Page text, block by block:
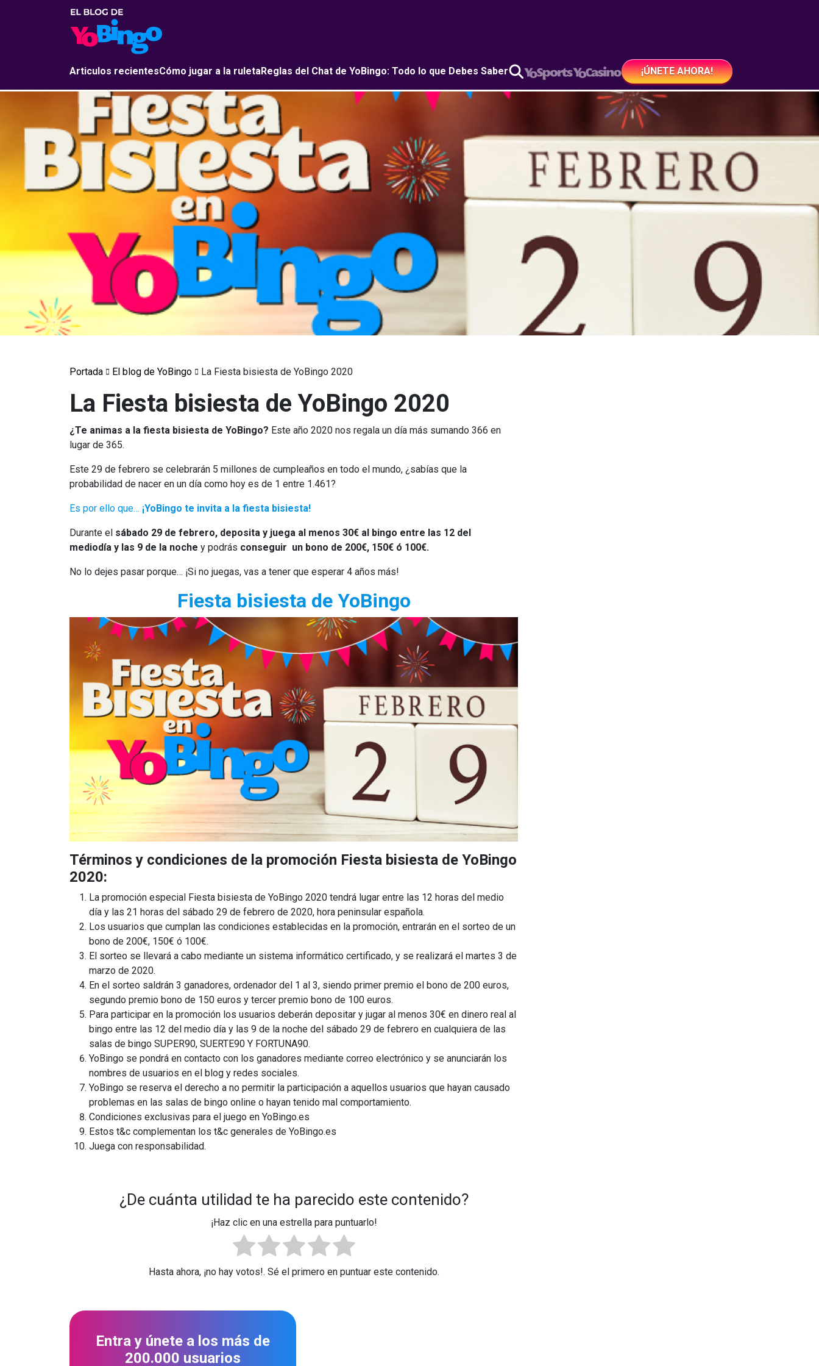
Articulos recientesCómo jugar a la ruletaReglas del Chat de YoBingo: Todo lo que Debes Saber ¡ÚNETE AHORA!
Portada El blog de YoBingo La Fiesta bisiesta de YoBingo 2020
La Fiesta bisiesta de YoBingo 2020
¿Te animas a la fiesta bisiesta de YoBingo? Este año 2020 nos regala un día más sumando 366 en
lugar de 365.
Este 29 de febrero se celebrarán 5 millones de cumpleaños en todo el mundo, ¿sabías que la
probabilidad de nacer en un día como hoy es de 1 entre 1.461?
Es por ello que… ¡YoBingo te invita a la fiesta bisiesta!
Durante el sábado 29 de febrero, deposita y juega al menos 30€ al bingo entre las 12 del
mediodía y las 9 de la noche y podrás conseguir un bono de 200€, 150€ ó 100€.
No lo dejes pasar porque… ¡Si no juegas, vas a tener que esperar 4 años más!
Fiesta bisiesta de YoBingo
Términos y condiciones de la promoción Fiesta bisiesta de YoBingo
2020:
La promoción especial Fiesta bisiesta de YoBingo 2020 tendrá lugar entre las 12 horas del medio
día y las 21 horas del sábado 29 de febrero de 2020, hora peninsular española.
Los usuarios que cumplan las condiciones establecidas en la promoción, entrarán en el sorteo de un
bono de 200€, 150€ ó 100€.
El sorteo se llevará a cabo mediante un sistema informático certificado, y se realizará el martes 3 de
marzo de 2020.
En el sorteo saldrán 3 ganadores, ordenador del 1 al 3, siendo primer premio el bono de 200 euros,
segundo premio bono de 150 euros y tercer premio bono de 100 euros.
Para participar en la promoción los usuarios deberán depositar y jugar al menos 30€ en dinero real al
bingo entre las 12 del medio día y las 9 de la noche del sábado 29 de febrero en cualquiera de las
salas de bingo SUPER90, SUERTE90 Y FORTUNA90.
YoBingo se pondrá en contacto con los ganadores mediante correo electrónico y se anunciarán los
nombres de usuarios en el blog y redes sociales.
YoBingo se reserva el derecho a no permitir la participación a aquellos usuarios que hayan causado
problemas en las salas de bingo online o hayan tenido mal comportamiento.
Condiciones exclusivas para el juego en YoBingo.es
Estos t&c complementan los t&c generales de YoBingo.es
Juega con responsabilidad.
¿De cuánta utilidad te ha parecido este contenido?
¡Haz clic en una estrella para puntuarlo!
Hasta ahora, ¡no hay votos!. Sé el primero en puntuar este contenido.
Entra y únete a los más de
200.000 usuarios